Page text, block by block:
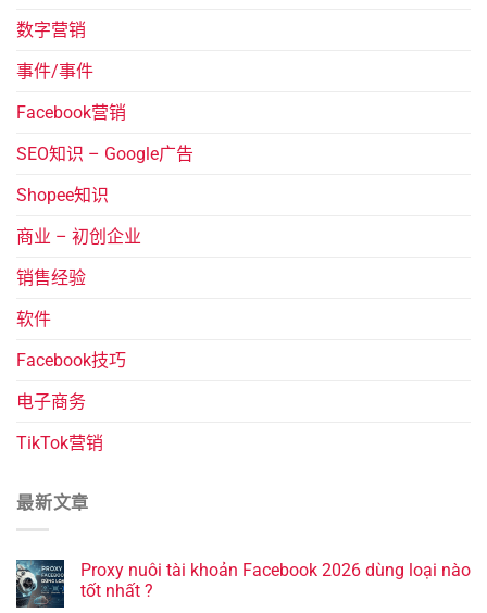
数字营销
事件/事件
Facebook营销
SEO知识 – Google广告
Shopee知识
商业 – 初创企业
销售经验
软件
Facebook技巧
电子商务
TikTok营销
最新文章
Proxy nuôi tài khoản Facebook 2026 dùng loại nào
tốt nhất ?